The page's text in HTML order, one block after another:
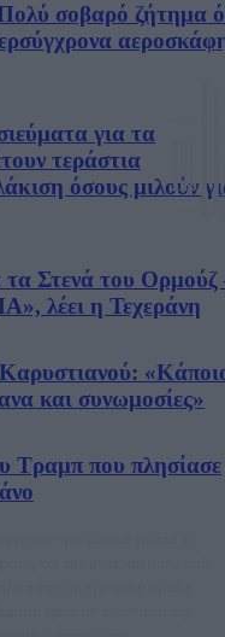
σοβαρό ζήτημα
για τα
τεράστια
όσους μιλούν
Στενά του Ορμούζ
λέει η Τεχεράνη
και συνωμοσίες»
Τραμπ που πλησίασε